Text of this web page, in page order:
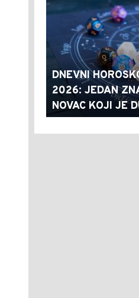
DNEVNI
2026: JEDAN
NOVAC KOJI JE